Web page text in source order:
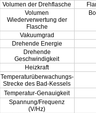
Volumen der Drehflasche
Volumen
Wiederverwertung der
Flasche
Vakuumgrad
Drehende Energie
Drehende
Geschwindigkeit
Heizkraft
Temperaturüberwachungs-
Strecke des Bad-Kessels
Temperatur-Genauigkeit
Spannung/Frequenz
(V/Hz)